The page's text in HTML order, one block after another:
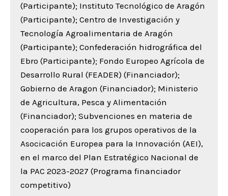
(Participante); Instituto Tecnológico de Aragón
(Participante); Centro de Investigación y
Tecnología Agroalimentaria de Aragón
(Participante); Confederación hidrográfica del
Ebro (Participante); Fondo Europeo Agrícola de
Desarrollo Rural (FEADER) (Financiador);
Gobierno de Aragon (Financiador); Ministerio
de Agricultura, Pesca y Alimentación
(Financiador); Subvenciones en materia de
cooperación para los grupos operativos de la
Asocicación Europea para la Innovación (AEI),
en el marco del Plan Estratégico Nacional de
la PAC 2023-2027 (Programa financiador
competitivo)